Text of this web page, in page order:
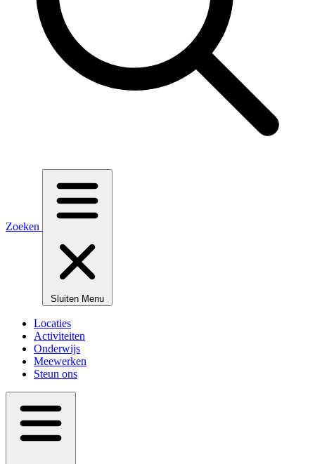
Zoeken
Sluiten Menu
Locaties
Activiteiten
Onderwijs
Meewerken
Steun ons